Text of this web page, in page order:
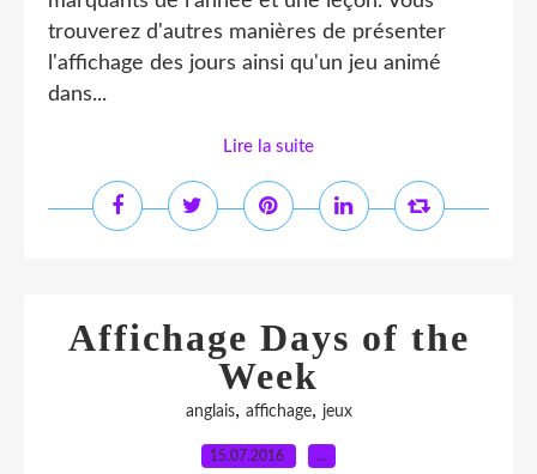
trouverez d'autres manières de présenter
l'affichage des jours ainsi qu'un jeu animé
dans...
Lire la suite
Affichage Days of the
Week
anglais, affichage, jeux
15.07.2016 …